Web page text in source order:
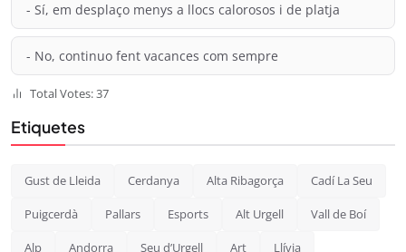
- Sí, em desplaço menys a llocs calorosos i de platja
- No, continuo fent vacances com sempre
Total Votes: 37
Etiquetes
Gust de Lleida Cerdanya Alta Ribagorça Cadí La Seu
Puigcerdà Pallars Esports Alt Urgell Vall de Boí
Alp Andorra Seu d’Urgell Art Llívia